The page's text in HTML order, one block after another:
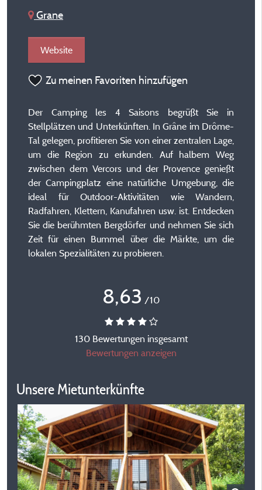
Grane
Website
Zu meinen Favoriten hinzufügen
Der Camping les 4 Saisons begrüßt Sie in
Stellplätzen und Unterkünften. In Grâne im Drôme-
Tal gelegen, profitieren Sie von einer zentralen Lage,
um die Region zu erkunden. Auf halbem Weg
zwischen dem Vercors und der Provence genießt
der Campingplatz eine natürliche Umgebung, die
ideal für Outdoor-Aktivitäten wie Wandern,
Radfahren, Klettern, Kanufahren usw. ist. Entdecken
Sie die berühmten Bergdörfer und nehmen Sie sich
Zeit für einen Bummel über die Märkte, um die
lokalen Spezialitäten zu probieren.
8,63 /10
130 Bewertungen insgesamt
Bewertungen anzeigen
Unsere Mietunterkünfte